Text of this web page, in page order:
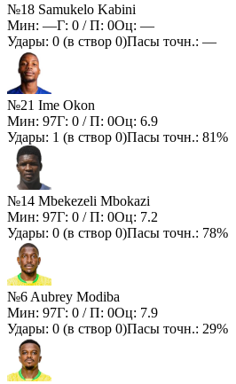
№18 Samukelo Kabini
Мин: —Г: 0 / П: 0Оц: —
Удары: 0 (в створ 0)Пасы точн.: —
№21 Ime Okon
Мин: 97Г: 0 / П: 0Оц: 6.9
Удары: 1 (в створ 0)Пасы точн.: 81%
№14 Mbekezeli Mbokazi
Мин: 97Г: 0 / П: 0Оц: 7.2
Удары: 0 (в створ 0)Пасы точн.: 78%
№6 Aubrey Modiba
Мин: 97Г: 0 / П: 0Оц: 7.9
Удары: 0 (в створ 0)Пасы точн.: 29%